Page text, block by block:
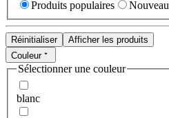
Produits populaires
Nouveau
Réinitialiser
Afficher les produits
Couleur
Sélectionner une couleur
blanc